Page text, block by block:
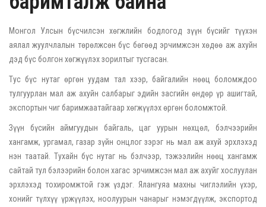
Монгол Улсын бүсчилсэн хөгжлийн бодлогод зүүн бүсийг түүхэн
аялал жуулчлалын төрөлжсөн бүс бөгөөд эрчимжсэн хөдөө аж ахуйн
дэд бүс болгон хөгжүүлэх зорилтыг тусгасан.
Тус бүс нутаг өргөн уудам тал хээр, байгалийн нөөц боломждоо
тулгуурлан мал аж ахуйн салбарыг эдийн засгийн өндөр үр ашигтай,
экспортын чиг баримжаатайгаар хөгжүүлэх өргөн боломжтой.
Зүүн бүсийн аймгуудын байгаль, цаг уурын нөхцөл, бэлчээрийн
хангамж, ургамал, газар зүйн онцлог зэрэг нь мал аж ахуй эрхлэхэд
нэн таатай. Тухайн бүс нутаг нь бэлчээр, тэжээлийн нөөц хангамж
сайтай тул бэлээрийн болон хагас эрчимжсэн мал аж ахуйг хослуулан
эрхлэхэд тохиромжтой гэж үздэг. Ялангуяа махны чиглэлийн үхэр,
хонийг түлхүү үржүүлэх, ноолуурын чанарыг нэмэгдүүлж, экспортод